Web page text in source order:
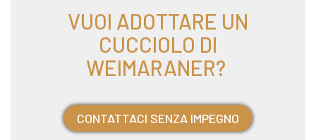
VUOI ADOTTARE UN
CUCCIOLO DI
WEIMARANER?
CONTATTACI SENZA IMPEGNO